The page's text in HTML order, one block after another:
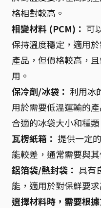
格相對較高。
相變材料 (PCM)： 可
保持溫度穩定，適用
產品，但價格較高，
用。
保冷劑/冰袋： 利用冰
用於需要低溫運輸的
合適的冰袋大小和種類
瓦楞紙箱： 提供一定
能較差，通常需要與
鋁箔袋/熱封袋： 具有
能，適用於對保鮮要
選擇材料時，需要根